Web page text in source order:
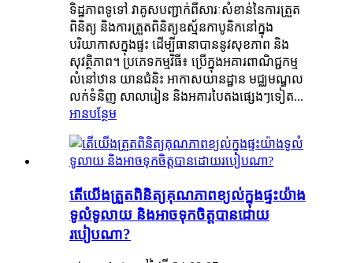
ទិដ្ឋភាពទូទៅ វាគូសបញ្ជាក់ពីសារៈសំខាន់នៃការត្រួត
ពិនិត្យ និងការត្រួតពិនិត្យឧស្ម័នកាបូនិកនៅក្នុង
បរិយាកាសក្នុងផ្ទះ ដើម្បីធានាបាននូវសុខភាព និង
សុវត្ថិភាព។ ប្រភេទកម្មវិធី៖ ប្រើក្នុងអគារពាណិជ្ជកម្ម
លំនៅឋាន យានជំនិះ អាកាសយានដ្ឋាន មជ្ឈមណ្ឌល
លក់ទំនិញ សាលារៀន និងអគារបៃតងផ្សេងៗទៀត...
អានបន្ថែម
តើ​យើង​ត្រួតពិនិត្យ​គុណភាព​ខ្យល់​ក្នុងផ្ទះ​យ៉ាង​
ទូលំទូលាយ និង​អាច​ទុកចិត្ត​បាន​ដោយ​
របៀបណា?